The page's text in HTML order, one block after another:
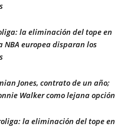
la eliminación del tope en
europea disparan los
Jones, contrato de un año;
Walker como lejana opción
la eliminación del tope en